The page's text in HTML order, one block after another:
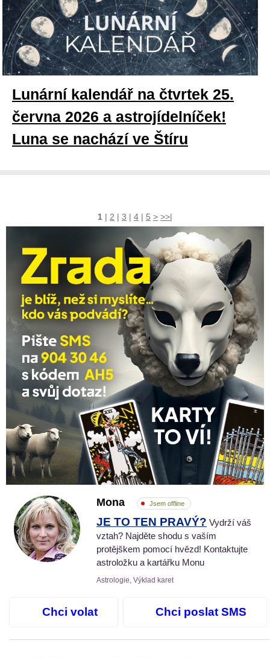
Lunární kalendář na čtvrtek 25.
června 2026 a astrojídelníček!
Luna se nachází ve Štíru
1 | 2 | 3 | 4 | 5 > >>|
Mona Jsem offline
JE TO TEN PRAVÝ? Vydrží váš
vztah? Najděte shodu s vaším
protějškem pomocí hvězd! Kontaktujte
astroložku a kartářku Monu
Astrologie, Výklad karet
Chci volat Chci poslat SMS